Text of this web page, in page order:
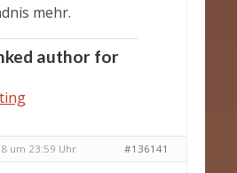
mehr.
author for
um 23:59 Uhr #136141